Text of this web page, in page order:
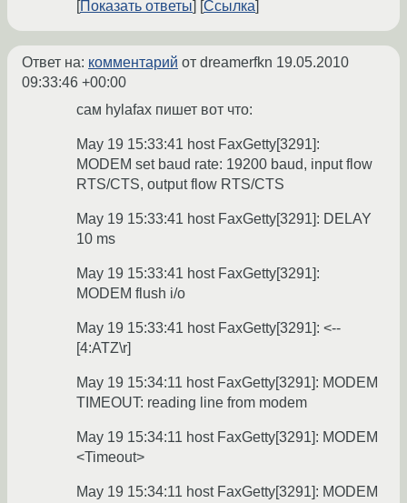
Показать ответы Ссылка
Ответ на: комментарий от dreamerfkn 19.05.2010
09:33:46 +00:00
сам hylafax пишет вот что:
May 19 15:33:41 host FaxGetty[3291]:
MODEM set baud rate: 19200 baud, input flow
RTS/CTS, output flow RTS/CTS
May 19 15:33:41 host FaxGetty[3291]: DELAY
10 ms
May 19 15:33:41 host FaxGetty[3291]:
MODEM flush i/o
May 19 15:33:41 host FaxGetty[3291]: <--
[4:ATZ\r]
May 19 15:34:11 host FaxGetty[3291]: MODEM
TIMEOUT: reading line from modem
May 19 15:34:11 host FaxGetty[3291]: MODEM
<Timeout>
May 19 15:34:11 host FaxGetty[3291]: MODEM